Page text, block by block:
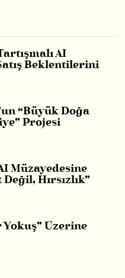
AI
Beklentilerini
“Büyük Doğa
Projesi
Müzayedesine
Hırsızlık”
Yokuş” Üzerine